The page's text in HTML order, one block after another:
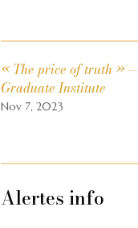
« The price of truth » —
Graduate Institute
Nov 7, 2023
Alertes info